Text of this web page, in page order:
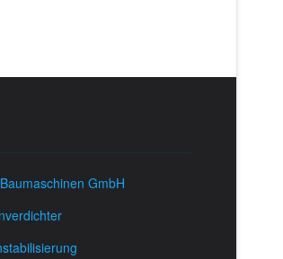
GmbH